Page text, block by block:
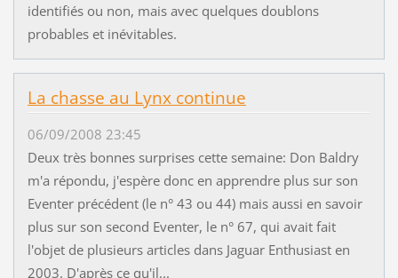
identifiés ou non, mais avec quelques doublons
probables et inévitables.
La chasse au Lynx continue
06/09/2008 23:45
Deux très bonnes surprises cette semaine: Don Baldry
m'a répondu, j'espère donc en apprendre plus sur son
Eventer précédent (le n° 43 ou 44) mais aussi en savoir
plus sur son second Eventer, le n° 67, qui avait fait
l'objet de plusieurs articles dans Jaguar Enthusiast en
2003. D'après ce qu'il...